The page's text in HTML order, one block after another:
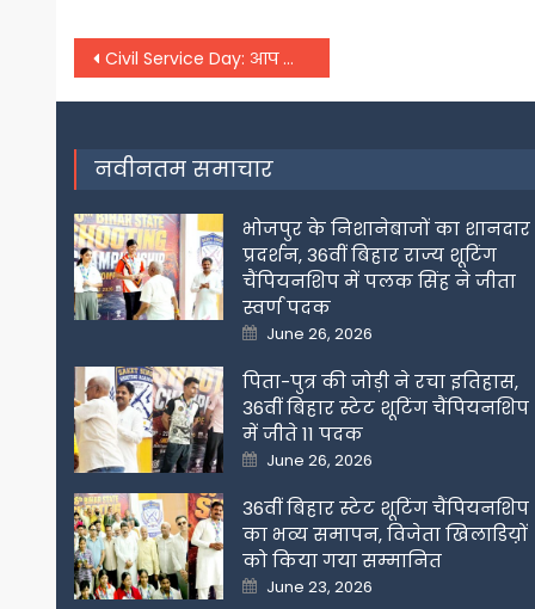
Post
navigation
Civil Service Day: आप भाग्यशाली हैं और इरादे आसमान से भी ज्यादा ऊंचे हैं… IAS अधिकारियों से बोले PM मोदी
नवीनतम समाचार
भोजपुर के निशानेबाजों का शानदार
प्रदर्शन, 36वीं बिहार राज्य शूटिंग
चैंपियनशिप में पलक सिंह ने जीता
स्वर्ण पदक
Posted
on
June 26, 2026
पिता-पुत्र की जोड़ी ने रचा इतिहास,
36वीं बिहार स्टेट शूटिंग चैंपियनशिप
में जीते 11 पदक
Posted
on
June 26, 2026
36वीं बिहार स्टेट शूटिंग चैंपियनशिप
का भव्य समापन, विजेता खिलाडिय़ों
को किया गया सम्मानित
Posted
on
June 23, 2026